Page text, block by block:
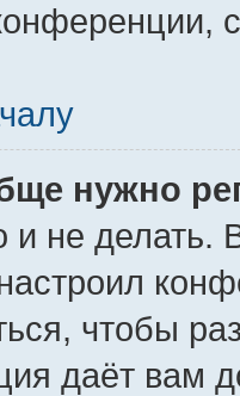
нужно
не делать.
чтобы
даёт вам